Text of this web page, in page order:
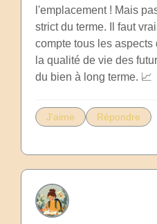
l'emplacement ! Mais
strict du terme. Il faut
compte tous les
la qualité de vie des
du bien à long terme. 📈
J'aime Répondre